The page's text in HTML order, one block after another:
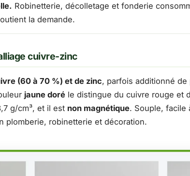
Robinetterie, décolletage et fonderie
la demande.
cuivre-zinc
(60 à 70 %) et de zinc, parfois additionné
jaune doré le distingue du cuivre rouge et
g/cm³, et il est non magnétique. Souple, facile
plomberie, robinetterie et décoration.